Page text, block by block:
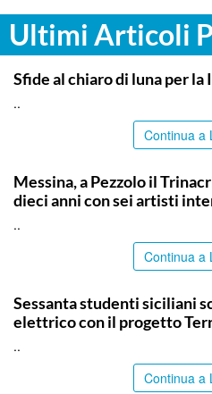
Ultimi Articoli
COMMUNITY
Sfide al chiaro di luna per
..
Continua a
Messina, a Pezzolo il
dieci anni con sei artisti
..
Continua a
Sessanta studenti siciliani
elettrico con il progetto
..
Continua a